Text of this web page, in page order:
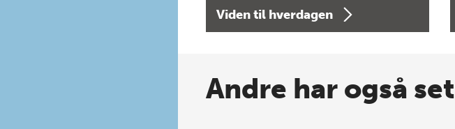
Viden til hverdagen
Andre har også set